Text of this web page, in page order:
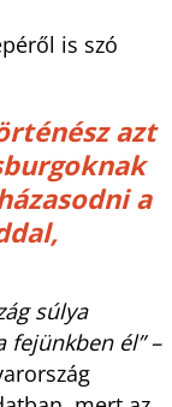
is szó
azt
a
súlya
él” –